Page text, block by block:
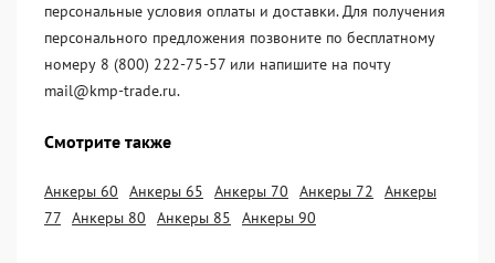
персональные условия оплаты и доставки. Для получения
персонального предложения позвоните по бесплатному
номеру 8 (800) 222-75-57 или напишите на почту
mail@kmp-trade.ru.
Смотрите также
Анкеры 60 Анкеры 65 Анкеры 70 Анкеры 72
Анкеры
77 Анкеры 80 Анкеры 85 Анкеры 90